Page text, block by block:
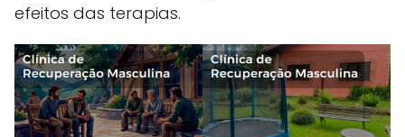
efeitos das terapias.